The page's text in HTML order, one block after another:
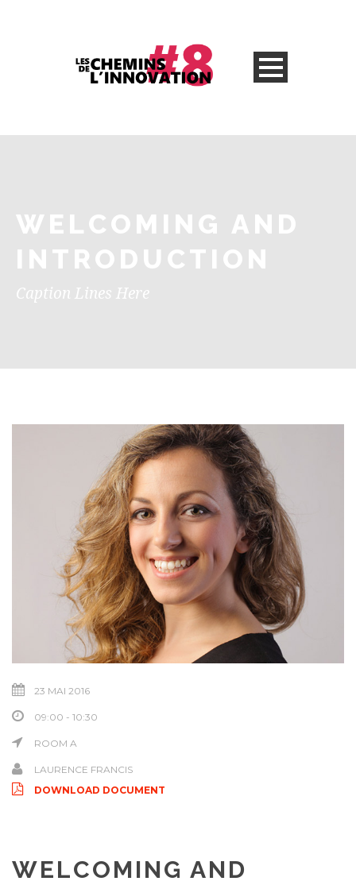
WELCOMING AND
INTRODUCTION
Caption Lines Here
23 MAI 2016
09:00 - 10:30
ROOM A
LAURENCE FRANCIS
DOWNLOAD DOCUMENT
WELCOMING AND